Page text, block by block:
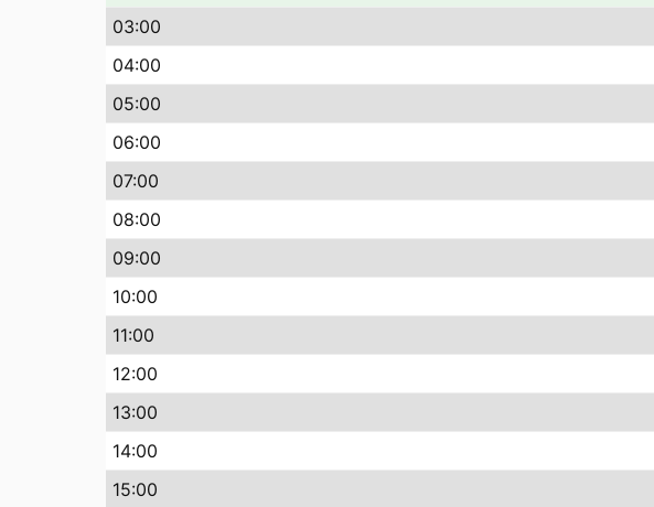
03:00
04:00
05:00
06:00
07:00
08:00
09:00
10:00
11:00
12:00
13:00
14:00
15:00